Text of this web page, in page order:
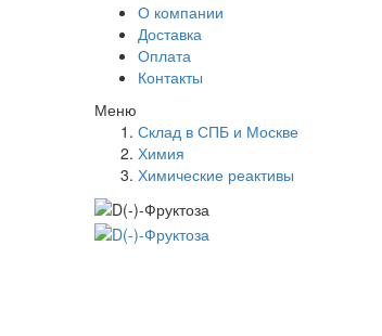
О компании
Доставка
Оплата
Контакты
Меню
Склад в СПБ и Москве
Химия
Химические реактивы